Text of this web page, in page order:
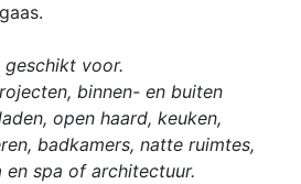
voor.
binnen- en buiten
open haard, keuken,
badkamers, natte ruimtes,
en spa of architectuur.